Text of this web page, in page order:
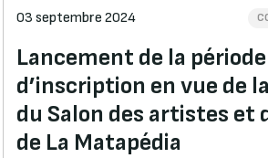
03 septembre 2024
Lancement de la période
d’inscription en vue de
du Salon des artistes et
de La Matapédia